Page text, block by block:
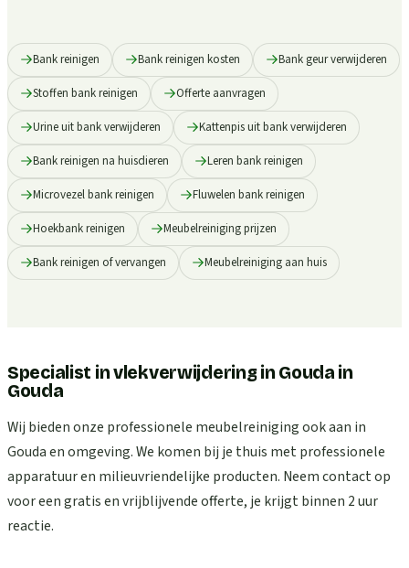
Bank reinigen Bank reinigen kosten Bank geur verwijderen
Stoffen bank reinigen Offerte aanvragen
Urine uit bank verwijderen Kattenpis uit bank verwijderen
Bank reinigen na huisdieren Leren bank reinigen
Microvezel bank reinigen Fluwelen bank reinigen
Hoekbank reinigen Meubelreiniging prijzen
Bank reinigen of vervangen Meubelreiniging aan huis
Specialist in vlekverwijdering in Gouda in
Gouda
Wij bieden onze professionele meubelreiniging ook aan in
Gouda en omgeving. We komen bij je thuis met professionele
apparatuur en milieuvriendelijke producten. Neem contact op
voor een gratis en vrijblijvende offerte, je krijgt binnen 2 uur
reactie.